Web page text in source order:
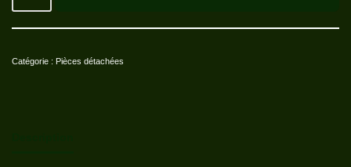
Catégorie : Pièces détachées